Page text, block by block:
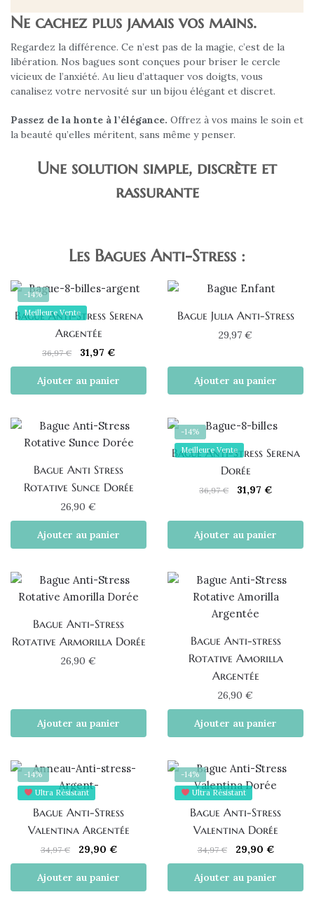
Ne cachez plus jamais vos mains.
Regardez la différence. Ce n’est pas de la magie, c’est de la
libération. Nos bagues sont conçues pour briser le cercle
vicieux de l’anxiété. Au lieu d’attaquer vos doigts, vous
canalisez votre nervosité sur un bijou élégant et discret.
Passez de la honte à l’élégance. Offrez à vos mains le soin et
la beauté qu’elles méritent, sans même y penser.
Une solution simple, discrète et
rassurante
Les Bagues Anti-Stress :
-14%
Meilleure Vente
Bague Anti-Stress Serena
Argentée
36,97€
Le
prix
initial
était :
31,97 €Le
prix
actuel
est :
Ajouter au panier
Bague Julia Anti-Stress
29,97 €
Ajouter au panier
Bague Anti Stress
Rotative Sunce Dorée
26,90 €
Ajouter au panier
-14%
Meilleure Vente
Bague Anti-Stress Serena
Dorée
36,97€
Le
initial
était :
36,97 €.
31,97 €Le
actuel
est :
31,97 €.
Ajouter au panier
Bague Anti-Stress
Rotative Armorilla Dorée
26,90 €
Ajouter au panier
Bague Anti-stress
Rotative Amorilla
Argentée
26,90 €
Ajouter au panier
-14%
Ultra Résistant
Bague Anti-Stress
Valentina Argentée
34,97€
Le
prix
initial
était :
29,90 €Le
prix
actuel
est :
Ajouter au panier
-14%
Ultra Résistant
Bague Anti-Stress
Valentina Dorée
34,97€
Le
prix
initial
était :
29,90 €Le
prix
actuel
est :
Ajouter au panier